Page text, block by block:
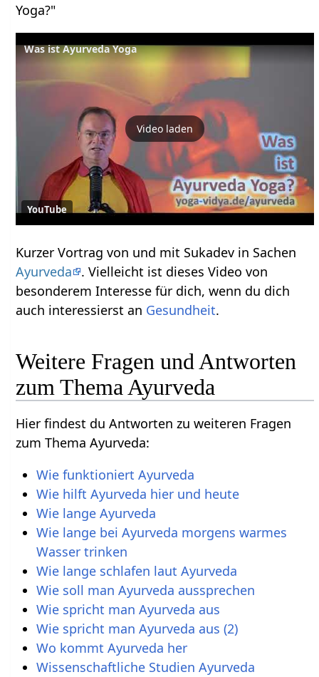
Yoga?"
Was ist Ayurveda Yoga
Video laden
YouTube
Kurzer Vortrag von und mit Sukadev in Sachen
Ayurveda
. Vielleicht ist dieses Video von
besonderem Interesse für dich, wenn du dich
auch interessierst an Gesundheit.
Weitere Fragen und Antworten
zum Thema Ayurveda
Hier findest du Antworten zu weiteren Fragen
zum Thema Ayurveda:
Wie funktioniert Ayurveda
Wie hilft Ayurveda hier und heute
Wie lange Ayurveda
Wie lange bei Ayurveda morgens warmes
Wasser trinken
Wie lange schlafen laut Ayurveda
Wie soll man Ayurveda aussprechen
Wie spricht man Ayurveda aus
Wie spricht man Ayurveda aus (2)
Wo kommt Ayurveda her
Wissenschaftliche Studien Ayurveda